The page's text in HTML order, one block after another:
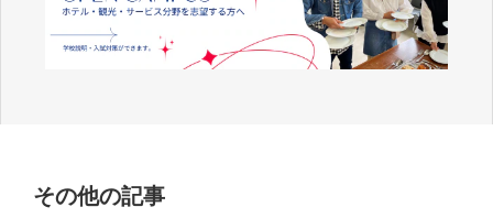
その他の記事